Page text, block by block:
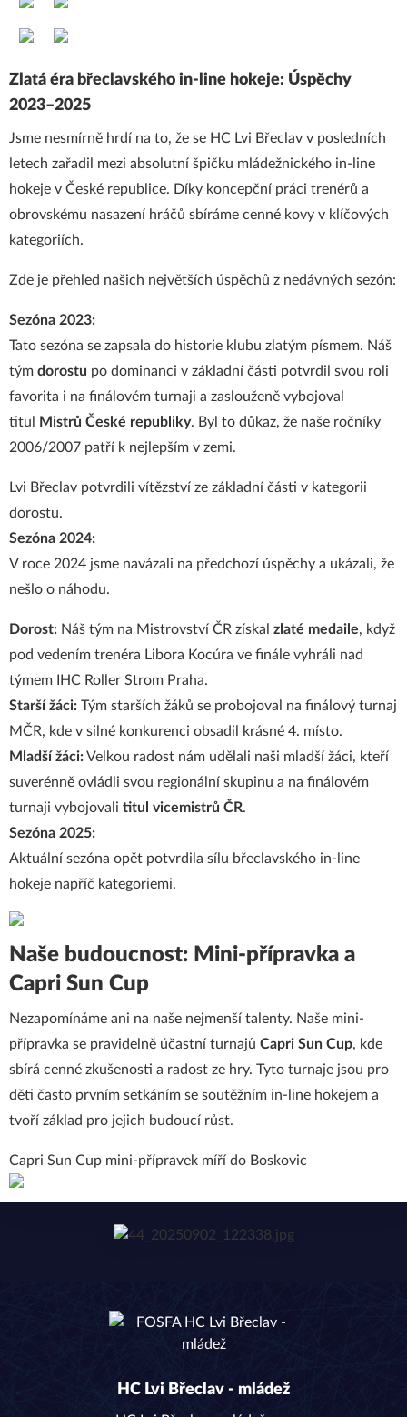
Zlatá éra břeclavského in-line hokeje: Úspěchy
2023–2025
Jsme nesmírně hrdí na to, že se HC Lvi Břeclav v posledních
letech zařadil mezi absolutní špičku mládežnického in-line
hokeje v České republice. Díky koncepční práci trenérů a
obrovskému nasazení hráčů sbíráme cenné kovy v klíčových
kategoriích.
Zde je přehled našich největších úspěchů z nedávných sezón:
Sezóna 2023:
Tato sezóna se zapsala do historie klubu zlatým písmem. Náš
tým dorostu po dominanci v základní části potvrdil svou roli
favorita i na finálovém turnaji a zaslouženě vybojoval
titul
Mistrů České republiky. Byl to důkaz, že naše ročníky
2006/2007 patří k nejlepším v zemi.
Lvi Břeclav potvrdili vítězství ze základní části v kategorii
dorostu.
Sezóna 2024:
V roce 2024 jsme navázali na předchozí úspěchy a ukázali, že
nešlo o náhodu.
Dorost: Náš tým na Mistrovství ČR získal zlaté medaile, když
pod vedením trenéra Libora Kocúra ve finále vyhráli nad
týmem IHC Roller Strom Praha.
Starší žáci: Tým starších žáků se probojoval na finálový turnaj
MČR, kde v silné konkurenci obsadil krásné 4. místo.
Mladší žáci:Velkou radost nám udělali naši mladší žáci, kteří
suverénně ovládli svou regionální skupinu a na finálovém
turnaji vybojovali titul vicemistrů ČR.
Sezóna 2025:
Aktuální sezóna opět potvrdila sílu břeclavského in-line
hokeje napříč kategoriemi.
Naše budoucnost: Mini-přípravka a
Capri Sun Cup
Nezapomínáme ani na naše nejmenší talenty. Naše mini-
přípravka se pravidelně účastní turnajů Capri Sun Cup, kde
sbírá cenné zkušenosti a radost ze hry. Tyto turnaje jsou pro
děti často prvním setkáním se soutěžním in-line hokejem a
tvoří základ pro jejich budoucí růst.
Capri Sun Cup mini-přípravek míří do Boskovic
HC Lvi Břeclav - mládež